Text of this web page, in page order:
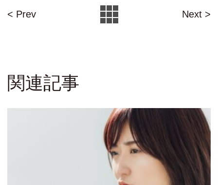
< Prev Next >
関連記事